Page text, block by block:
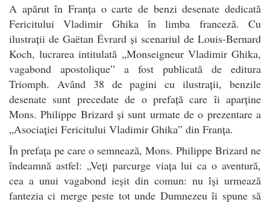
A apărut în Franța o carte de benzi desenate dedicată
Fericitului Vladimir Ghika în limba franceză. Cu
ilustrații de Gaëtan Évrard și scenariul de Louis-Bernard
Koch, lucrarea intitulată „Monseigneur Vladimir Ghika,
vagabond apostolique” a fost publicată de editura
Triomph. Având 38 de pagini cu ilustrații, benzile
desenate sunt precedate de o prefață care îi aparține
Mons. Philippe Brizard și sunt urmate de o prezentare a
„Asociației Fericitului Vladimir Ghika” din Franța.
În prefața pe care o semnează, Mons. Philippe Brizard ne
îndeamnă astfel: „Veți parcurge viața lui ca o aventură,
cea a unui vagabond ieșit din comun: nu își urmează
fantezia ci merge peste tot unde Dumnezeu îi spune să